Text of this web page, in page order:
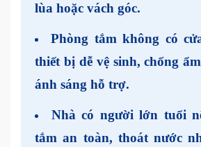
lùa hoặc vách góc.
Phòng tắm không có
thiết bị dễ vệ sinh, chống
ánh sáng hỗ trợ.
Nhà có người lớn tuổi
tắm an toàn, thoát nước